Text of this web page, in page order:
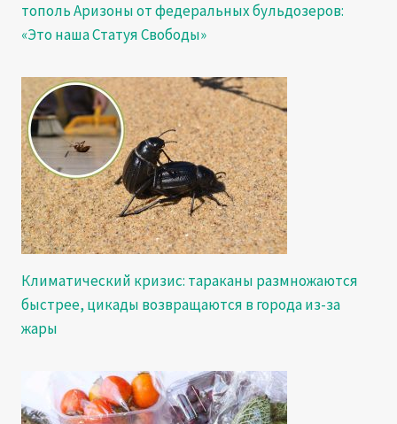
тополь Аризоны от федеральных бульдозеров:
«Это наша Статуя Свободы»
Климатический кризис: тараканы размножаются
быстрее, цикады возвращаются в города из-за
жары